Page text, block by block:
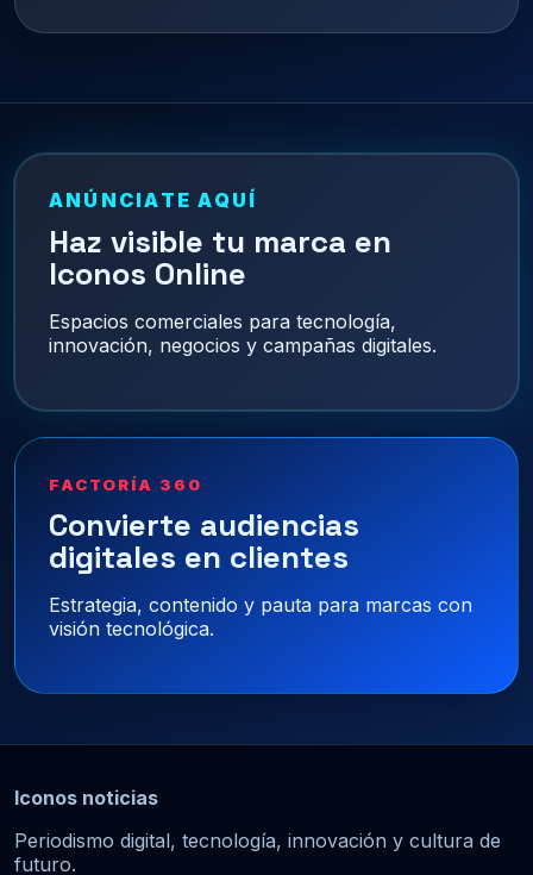
ANÚNCIATE AQUÍ
Haz visible tu marca en
Iconos Online
Espacios comerciales para tecnología,
innovación, negocios y campañas digitales.
FACTORÍA 360
Convierte audiencias
digitales en clientes
Estrategia, contenido y pauta para marcas con
visión tecnológica.
Iconos noticias
Periodismo digital, tecnología, innovación y cultura de
futuro.